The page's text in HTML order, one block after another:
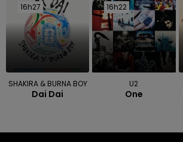
16h27
16h27
SHAKIRA & BURNA BOY
Dai Dai
16h22
16h22
U2
One